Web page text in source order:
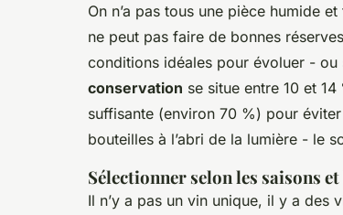
On n’a pas tous une pièce humide
ne peut pas faire de bonnes
conditions idéales pour évoluer - ou
conservation se situe entre 10 et 14
suffisante (environ 70 %) pour
bouteilles à l’abri de la lumière - le
Sélectionner selon les saisons
Il n’y a pas un vin unique, il y a des